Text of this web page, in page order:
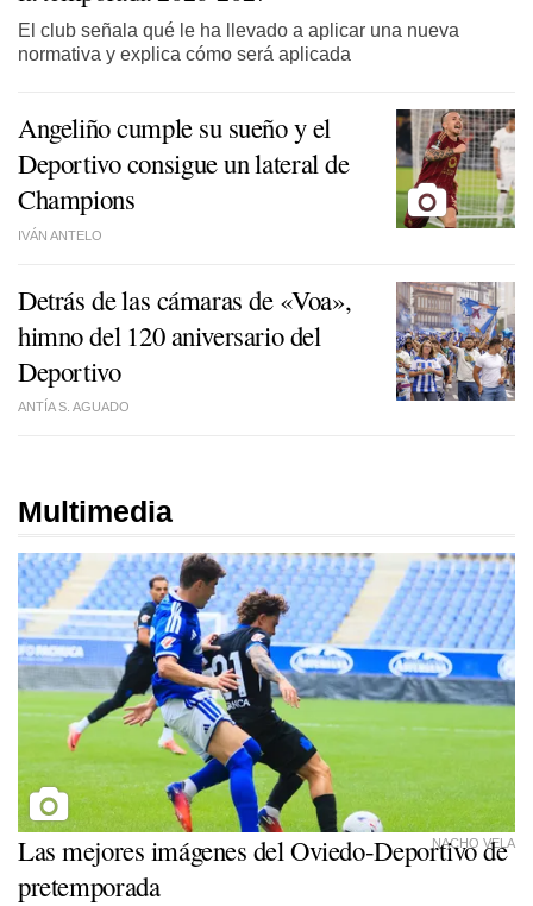
El club señala qué le ha llevado a aplicar una nueva
normativa y explica cómo será aplicada
Angeliño cumple su sueño y el
Deportivo consigue un lateral de
Champions
IVÁN ANTELO
Detrás de las cámaras de «Voa»,
himno del 120 aniversario del
Deportivo
ANTÍA S. AGUADO
Multimedia
NACHO VELA
Las mejores imágenes del Oviedo-Deportivo de
pretemporada